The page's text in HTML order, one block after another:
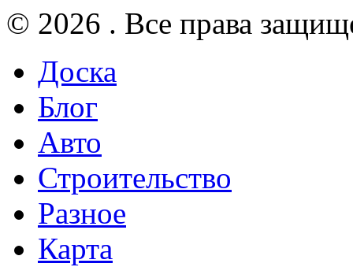
© 2026 . Все права
Доска
Блог
Авто
Строительство
Разное
Карта